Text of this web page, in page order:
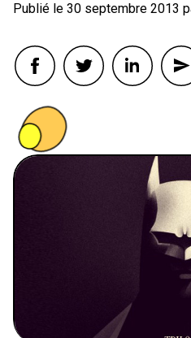
JEUX-
PEOPLE
FOOD
BONS
30 septembre 2013